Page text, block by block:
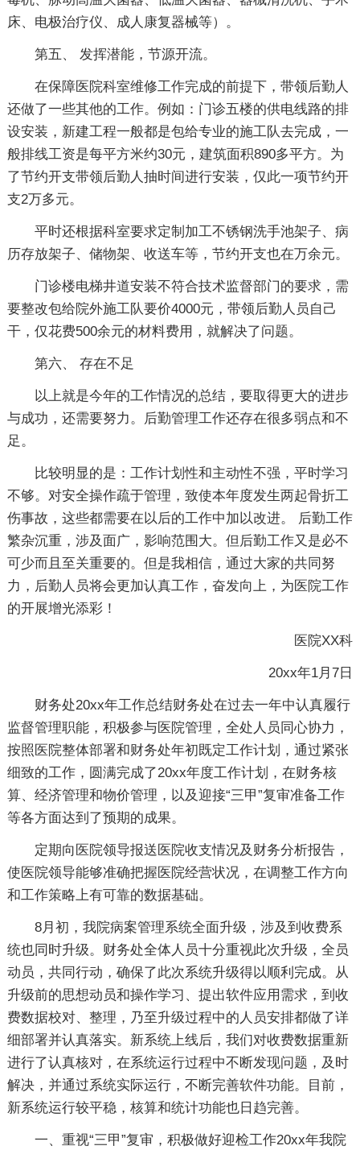
床、电极治疗仪、成人康复器械等）。
第五、 发挥潜能，节源开流。
在保障医院科室维修工作完成的前提下，带领后勤人
还做了一些其他的工作。例如：门诊五楼的供电线路的排
设安装，新建工程一般都是包给专业的施工队去完成，一
般排线工资是每平方米约30元，建筑面积890多平方。为
了节约开支带领后勤人抽时间进行安装，仅此一项节约开
支2万多元。
平时还根据科室要求定制加工不锈钢洗手池架子、病
历存放架子、储物架、收送车等，节约开支也在万余元。
门诊楼电梯井道安装不符合技术监督部门的要求，需
要整改包给院外施工队要价4000元，带领后勤人员自己
干，仅花费500余元的材料费用，就解决了问题。
第六、 存在不足
以上就是今年的工作情况的总结，要取得更大的进步
与成功，还需要努力。后勤管理工作还存在很多弱点和不
足。
比较明显的是：工作计划性和主动性不强，平时学习
不够。对安全操作疏于管理，致使本年度发生两起骨折工
伤事故，这些都需要在以后的工作中加以改进。 后勤工作
繁杂沉重，涉及面广，影响范围大。但后勤工作又是必不
可少而且至关重要的。但是我相信，通过大家的共同努
力，后勤人员将会更加认真工作，奋发向上，为医院工作
的开展增光添彩！
医院XX科
20xx年1月7日
财务处20xx年工作总结财务处在过去一年中认真履行
监督管理职能，积极参与医院管理，全处人员同心协力，
按照医院整体部署和财务处年初既定工作计划，通过紧张
细致的工作，圆满完成了20xx年度工作计划，在财务核
算、经济管理和物价管理，以及迎接“三甲”复审准备工作
等各方面达到了预期的成果。
定期向医院领导报送医院收支情况及财务分析报告，
使医院领导能够准确把握医院经营状况，在调整工作方向
和工作策略上有可靠的数据基础。
8月初，我院病案管理系统全面升级，涉及到收费系
统也同时升级。财务处全体人员十分重视此次升级，全员
动员，共同行动，确保了此次系统升级得以顺利完成。从
升级前的思想动员和操作学习、提出软件应用需求，到收
费数据校对、整理，乃至升级过程中的人员安排都做了详
细部署并认真落实。新系统上线后，我们对收费数据重新
进行了认真核对，在系统运行过程中不断发现问题，及时
解决，并通过系统实际运行，不断完善软件功能。目前，
新系统运行较平稳，核算和统计功能也日趋完善。
一、重视“三甲”复审，积极做好迎检工作20xx年我院